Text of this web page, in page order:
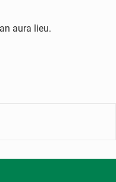
aura lieu.